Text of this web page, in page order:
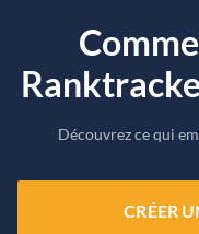
Découvrez ce qui
CRÉER